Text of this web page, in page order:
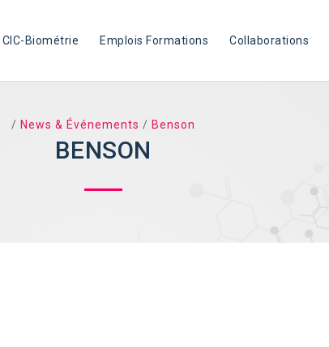
CIC-Biométrie Emplois Formations Collaborations
/ News & Événements / Benson
TAG ARCHIVES:
BENSON